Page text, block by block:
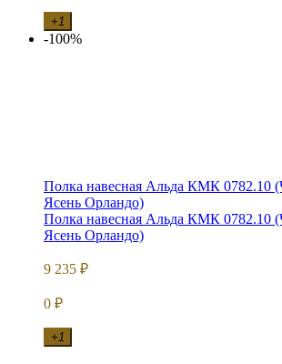
+1
-100%
Полка навесная Альда КМК 0782.10
Ясень Орландо)
Полка навесная Альда КМК 0782.10
Ясень Орландо)
9 235 ₽
0 ₽
+1